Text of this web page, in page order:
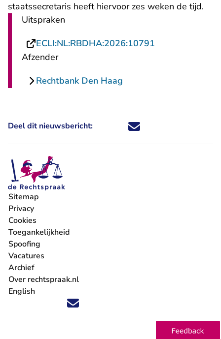
staatssecretaris heeft hiervoor zes weken de tijd.
Uitspraken
ECLI:NL:RBDHA:2026:10791
Afzender
Rechtbank Den Haag
Deel dit nieuwsbericht: Deel dit nieuwsbericht via X -
Deel dit nieuwsbericht via
Deel dit nieuwsbericht
Deel dit
Volg ons op X (Twitter) - U verlaat Rechtspraak.nl
Volg ons op Facebook - U verlaat Rechtspraak.nl
Volg ons op Instagram - U verlaat Rechtspraak.nl
Volg ons op Youtube - U verlaat Rechtspraak.nl
Volg ons op LinkedIn - U verlaat
'Blijf op de hoogte' nieuwsbrief - U verlaat
Sitemap
Privacy
Cookies
Toegankelijkheid
Spoofing
Vacatures
- U verlaat Rechtspraak.nl
Archief
Over rechtspraak.nl
English